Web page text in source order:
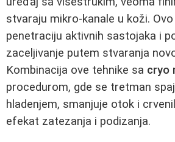
stvaraju mikro-kanale u koži.
penetraciju aktivnih sastojaka i
zaceljivanje putem stvaranja
Kombinacija ove tehnike sa cryo
procedurom, gde se tretman
hladenjem, smanjuje otok i
efekat zatezanja i podizanja.